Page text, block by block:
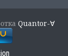
Quantor-∀